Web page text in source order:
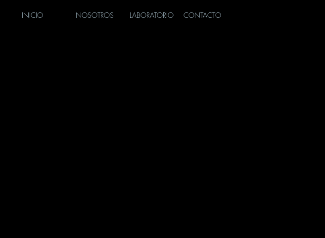
INICIO NOSOTROS LABORATORIO CONTACTO